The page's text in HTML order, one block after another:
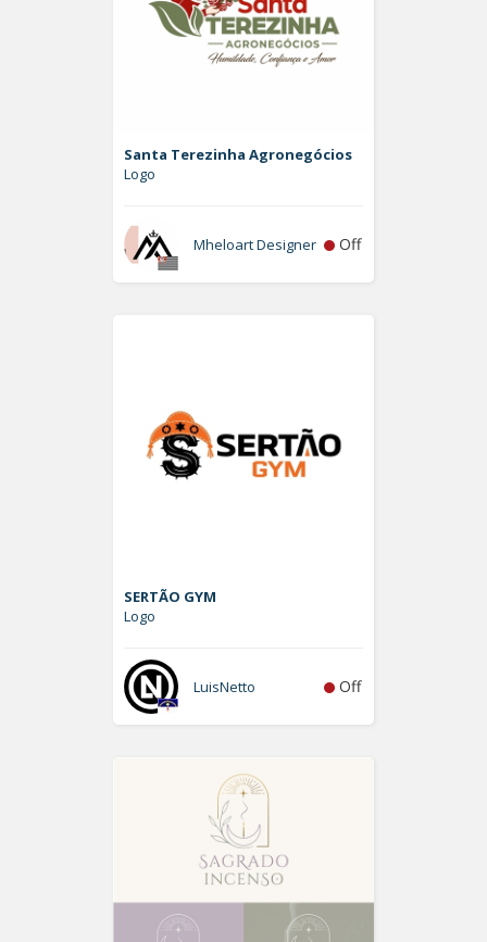
Santa Terezinha Agronegócios
Logo
Mheloart Designer Off
SERTÃO GYM
Logo
LuisNetto Off